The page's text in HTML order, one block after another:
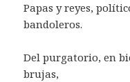
Papas y reyes,
bandoleros.
Del purgatorio, en
brujas,